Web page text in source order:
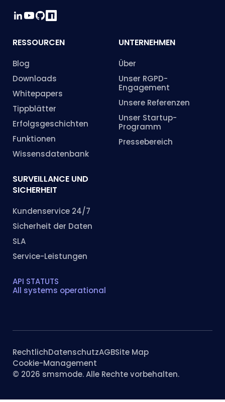
RESSOURCEN
Blog
Downloads
Whitepapers
Tippblätter
Erfolgsgeschichten
Funktionen
Wissensdatenbank
UNTERNEHMEN
Über
Unser RGPD-
Engagement
Unsere Referenzen
Unser Startup-
Programm
Pressebereich
SURVEILLANCE UND
SICHERHEIT
Kundenservice 24/7
Sicherheit der Daten
SLA
Service-Leistungen
API STATUTS
All systems operational
© 2026 smsmode. Alle Rechte vorbehalten.
RechtlichDatenschutzAGBSite Map
Cookie-Management